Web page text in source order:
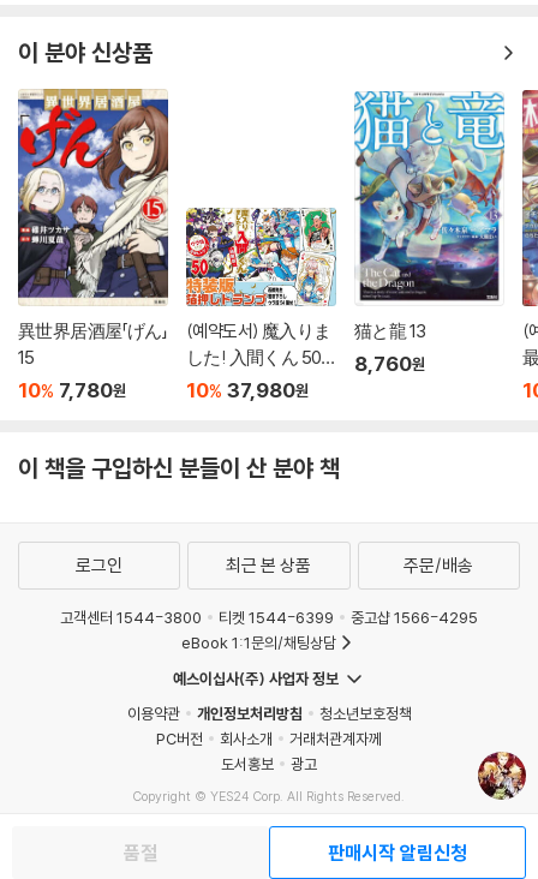
이 분야 신상품
異世界居酒屋「げん」
15
10% 7,780원
(예약도서) 魔入りま
した! 入間くん 50
特裝版
10% 37,980원
猫と龍 13
8,760원
(
18
이 책을 구입하신 분들이 산 분야 책
품절 판매시작 알림신청
로그인 최근 본 상품 주문/배송
고객센터 1544-3800 티켓 1544-6399
중고샵 1566-4295
eBook 1:1문의/채팅상담
예스이십사(주) 사업자 정보
이용약관
개인정보처리방침
청소년보호정책
PC버전
회사소개
거래처관계자께
도서홍보
광고
Copyright © YES24 Corp. All Rights Reserved.